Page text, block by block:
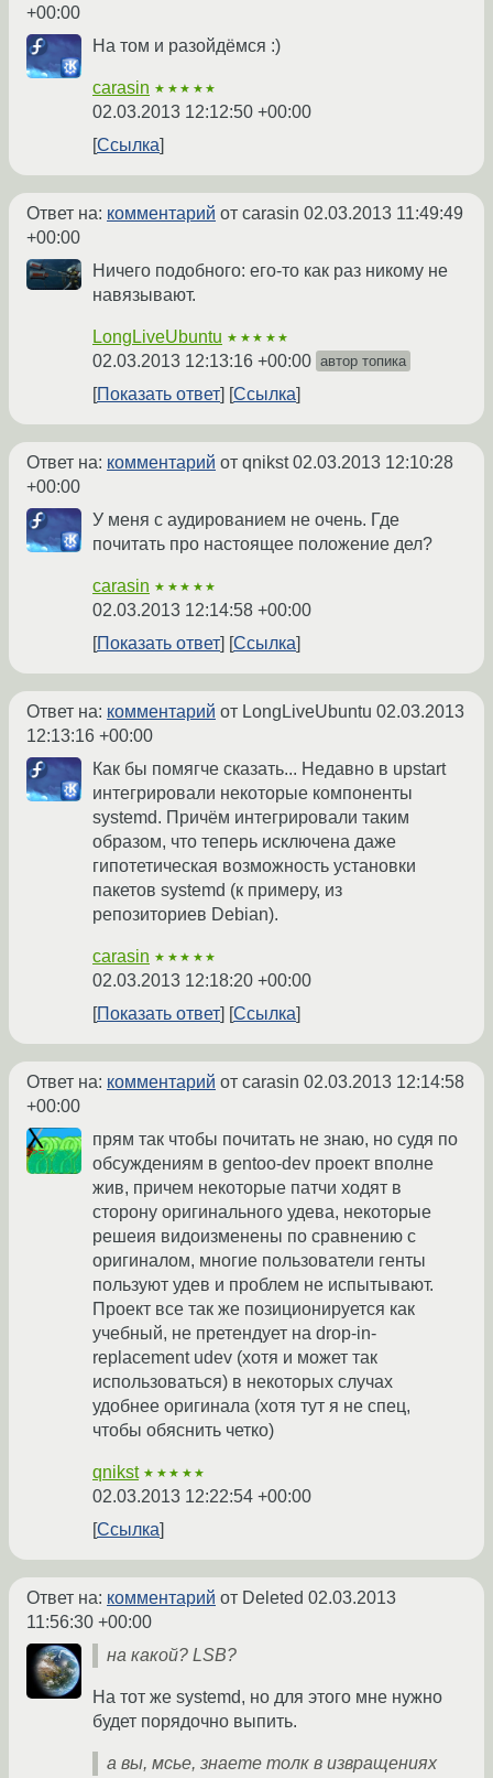
+00:00
На том и разойдёмся :)
carasin ★★★★★
02.03.2013 12:12:50 +00:00
Ссылка
Ответ на: комментарий от carasin 02.03.2013 11:49:49
+00:00
Ничего подобного: его-то как раз никому не
навязывают.
LongLiveUbuntu ★★★★★
02.03.2013 12:13:16 +00:00 автор топика
Показать ответ Ссылка
Ответ на: комментарий от qnikst02.03.2013 12:10:28
+00:00
У меня с аудированием не очень. Где
почитать про настоящее положение дел?
carasin ★★★★★
02.03.2013 12:14:58 +00:00
Показать ответ
Ссылка
Ответ на: комментарий от LongLiveUbuntu 02.03.2013
12:13:16 +00:00
Как бы помягче сказать... Недавно в upstart
интегрировали некоторые компоненты
systemd. Причём интегрировали таким
образом, что теперь исключена даже
гипотетическая возможность установки
пакетов systemd (к примеру, из
репозиториев Debian).
carasin ★★★★★
02.03.2013 12:18:20 +00:00
Показать ответ
Ссылка
Ответ на: комментарий от carasin 02.03.2013 12:14:58
+00:00
прям так чтобы почитать не знаю, но судя по
обсуждениям в gentoo-dev проект вполне
жив, причем некоторые патчи ходят в
сторону оригинального удева, некоторые
решеия видоизменены по сравнению с
оригиналом, многие пользователи генты
пользуют удев и проблем не испытывают.
Проект все так же позиционируется как
учебный, не претендует на drop-in-
replacement udev (хотя и может так
использоваться) в некоторых случах
удобнее оригинала (хотя тут я не спец,
чтобы обяснить четко)
qnikst ★★★★★
02.03.2013 12:22:54 +00:00
Ссылка
Ответ на: комментарий от Deleted 02.03.2013
11:56:30 +00:00
на какой? LSB?
На тот же systemd, но для этого мне нужно
будет порядочно выпить.
а вы, мсье, знаете толк в извращениях